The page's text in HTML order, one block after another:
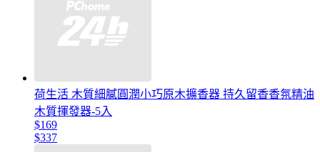
荷生活 木質細膩圓潤小巧原木擴香器 持久留香香氛精油
木質揮發器-5入
$169
$337